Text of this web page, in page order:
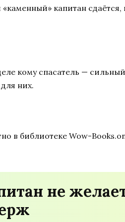
капитан сдаётся,
кому спасатель —
них.
в библиотеке Wow-
не